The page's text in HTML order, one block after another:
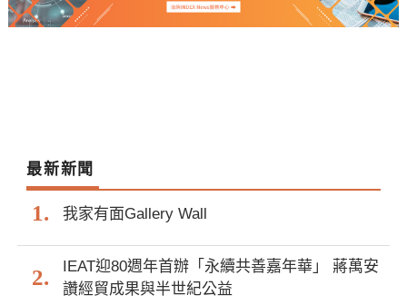
最新新聞
我家有面Gallery Wall
IEAT迎80週年首辦「永續共善嘉年華」 蔣萬安
讚經貿成果與半世紀公益